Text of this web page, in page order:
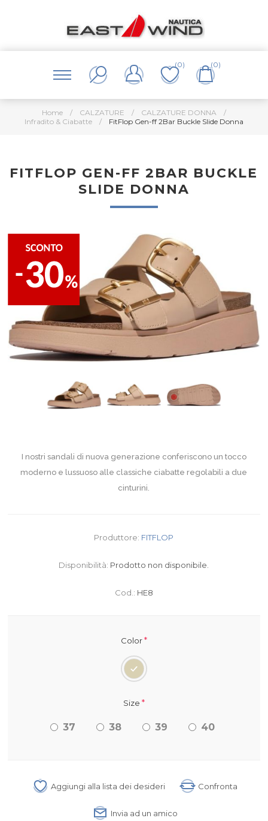
(0) (0)
Home / CALZATURE / CALZATURE DONNA
/
Infradito & Ciabatte
/ FitFlop Gen-ff 2Bar Buckle Slide Donna
FITFLOP GEN-FF 2BAR BUCKLE
SLIDE DONNA
I nostri sandali di nuova generazione conferiscono un tocco
moderno e lussuoso alle classiche ciabatte regolabili a due
cinturini.
Produttore: FITFLOP
Disponibilità: Prodotto non disponibile.
Cod.: HE8
Color*
Size *
37 38 39 40
Aggiungi alla lista dei desideri Confronta
Invia ad un amico